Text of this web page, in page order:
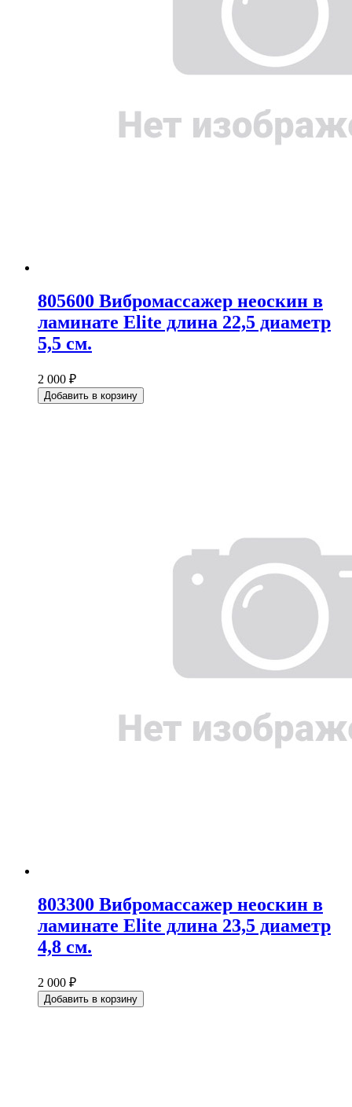
805600 Вибромассажер неоскин в
ламинате Elite длина 22,5 диаметр
5,5 см.
2 000 ₽
Добавить в корзину
803300 Вибромассажер неоскин в
ламинате Elite длина 23,5 диаметр
4,8 см.
2 000 ₽
Добавить в корзину